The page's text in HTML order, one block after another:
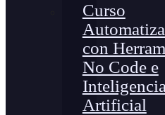
Curso
con
No Code e
Inteligencia
Artificial